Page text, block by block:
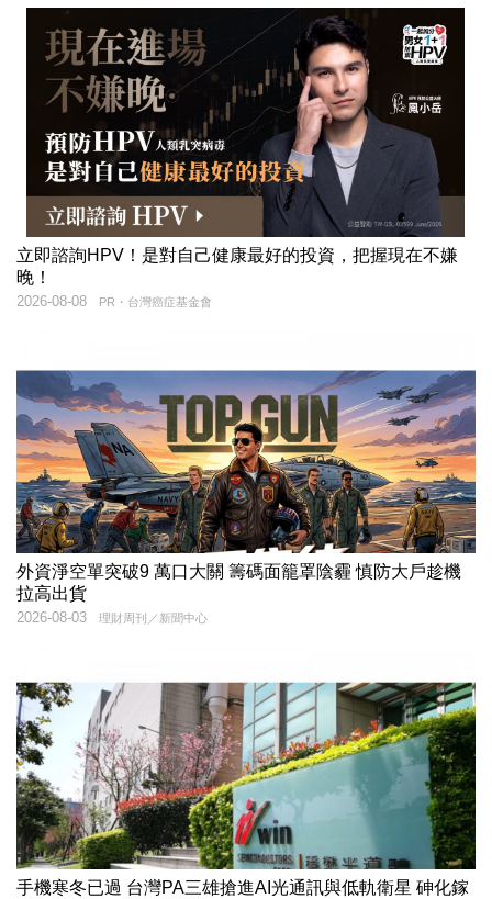
立即諮詢HPV！是對自己健康最好的投資，把握現在不嫌
晚！
PR・台灣癌症基金會
2026-08-08
外資淨空單突破9 萬口大關 籌碼面籠罩陰霾 慎防大戶趁機
拉高出貨
理財周刊／新聞中心
2026-08-03
手機寒冬已過 台灣PA三雄搶進AI光通訊與低軌衛星 砷化鎵